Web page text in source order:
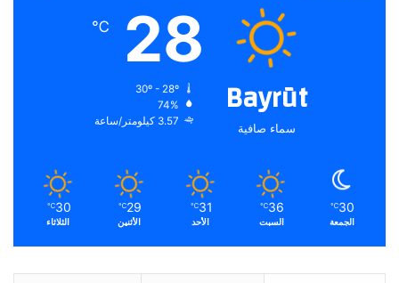
Bayrūt
سماء صافية
28
℃
74%
3.57 كيلومتر/ساعة
30
℃
الجمعة
36
℃
السبت
31
℃
الأحد
29
℃
الأثنين
30
℃
الثلاثاء